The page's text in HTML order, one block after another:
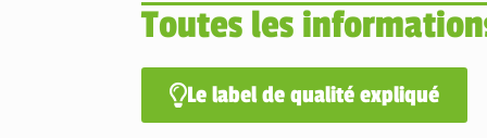
Toutes les
Le label de qualité expliqué